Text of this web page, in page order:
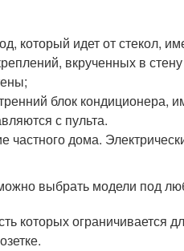
который идет от стекол,
вкрученных в
блок кондиционера,
с пульта.
выбрать модели под
которых ограничивается